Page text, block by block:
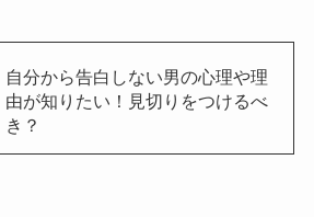
自分から告白しない男の心理や理
由が知りたい！見切りをつけるべ
き？